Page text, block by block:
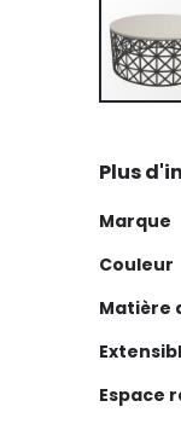
the
of
the
gallery
Plus
Plus
Marque
Couleur
Matière
Espace